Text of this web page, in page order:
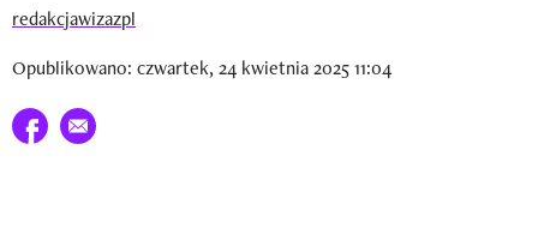
redakcjawizazpl
Opublikowano: czwartek, 24 kwietnia 2025 11:04
Udostępnij na facebook
E-mail do przyjaciela